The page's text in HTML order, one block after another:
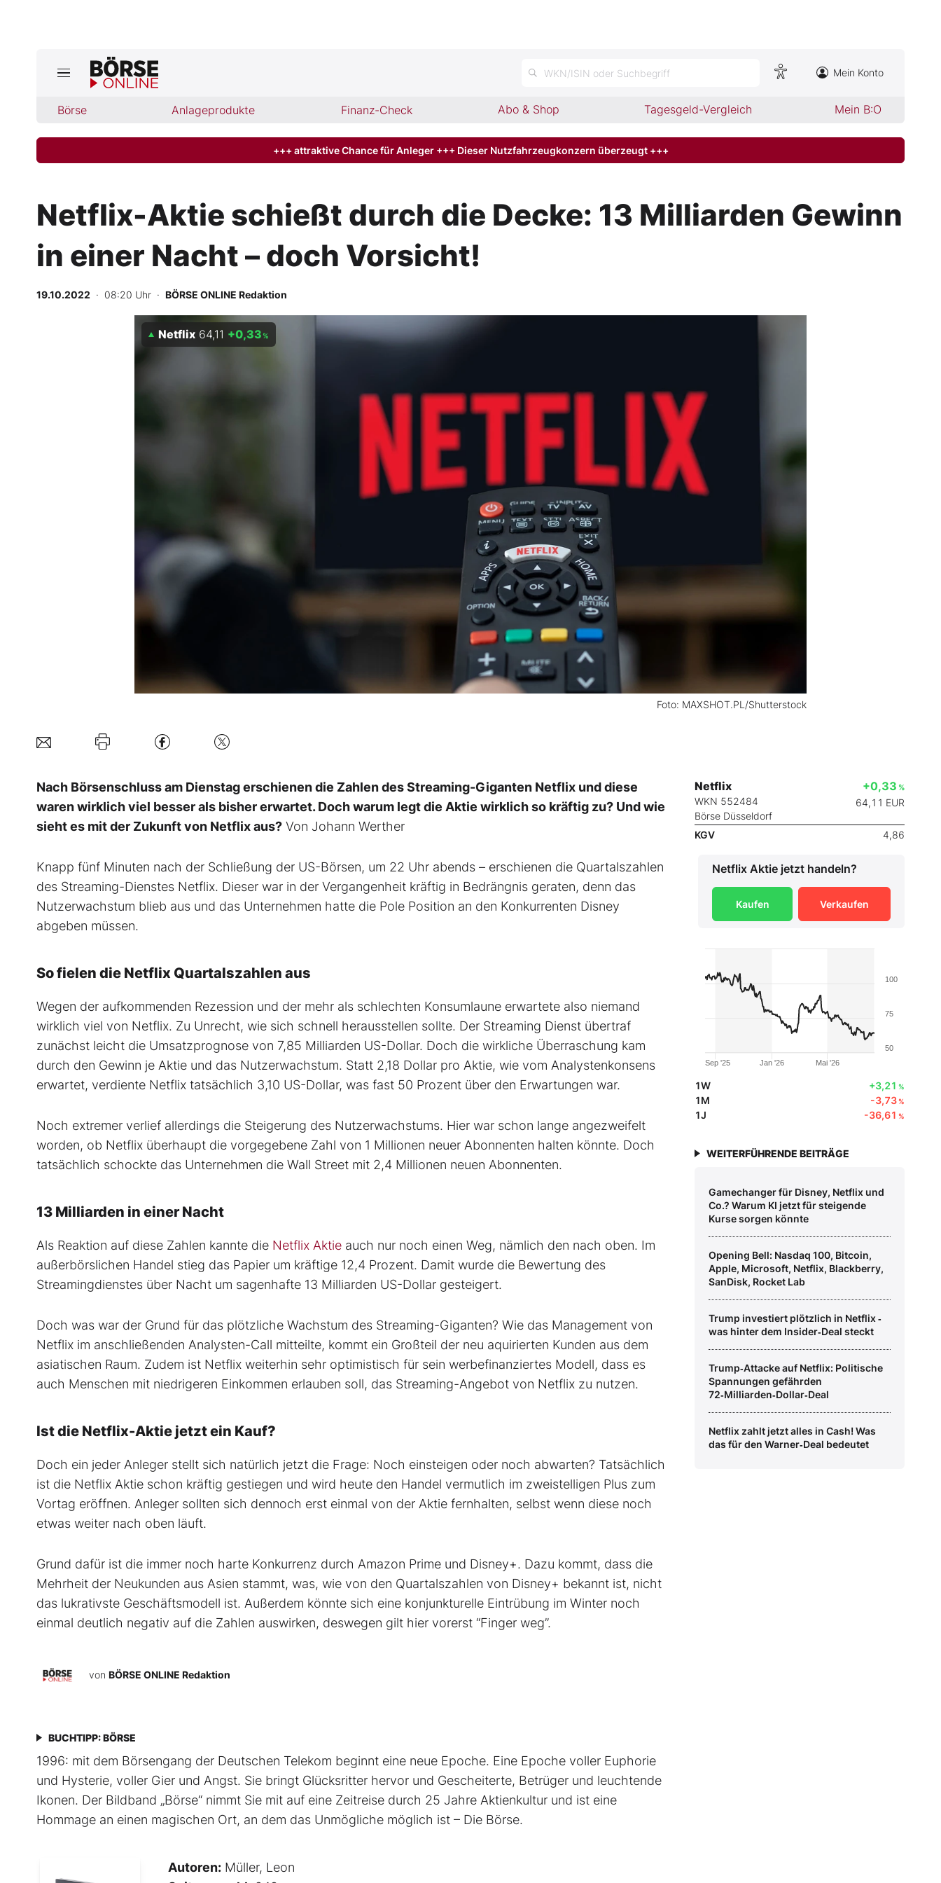
WKN/ISIN oder Suchbegriff Mein Konto
Börse Anlageprodukte Finanz-Check Abo & Shop Tagesgeld-Vergleich Mein B:O
Jetzt aktuelle Ausgabe BÖRSE ONLINE lesen
Finanz-Check
Abo & Shop
BO-Musterdepots
Experten
+++ attraktive Chance für Anleger +++ Dieser Nutzfahrzeugkonzern überzeugt +++
Netflix-Aktie schießt durch die Decke: 13 Milliarden Gewinn
in einer Nacht – doch Vorsicht!
19.10.2022 · 08:20 Uhr · BÖRSE ONLINE Redaktion
Foto: MAXSHOT.PL/Shutterstock
Netflix 64,11 +0,33 %
Nach Börsenschluss am Dienstag erschienen die Zahlen des Streaming-Giganten Netflix und diese
waren wirklich viel besser als bisher erwartet. Doch warum legt die Aktie wirklich so kräftig zu? Und wie
sieht es mit der Zukunft von Netflix aus? Von Johann Werther
Knapp fünf Minuten nach der Schließung der US-Börsen, um 22 Uhr abends – erschienen die Quartalszahlen
des Streaming-Dienstes Netflix. Dieser war in der Vergangenheit kräftig in Bedrängnis geraten, denn das
Nutzerwachstum blieb aus und das Unternehmen hatte die Pole Position an den Konkurrenten Disney
abgeben müssen.
So fielen die Netflix Quartalszahlen aus
Wegen der aufkommenden Rezession und der mehr als schlechten Konsumlaune erwartete also niemand
wirklich viel von Netflix. Zu Unrecht, wie sich schnell herausstellen sollte. Der Streaming Dienst übertraf
zunächst leicht die Umsatzprognose von 7,85 Milliarden US-Dollar. Doch die wirkliche Überraschung kam
durch den Gewinn je Aktie und das Nutzerwachstum. Statt 2,18 Dollar pro Aktie, wie vom Analystenkonsens
erwartet, verdiente Netflix tatsächlich 3,10 US-Dollar, was fast 50 Prozent über den Erwartungen war.
Noch extremer verlief allerdings die Steigerung des Nutzerwachstums. Hier war schon lange angezweifelt
worden, ob Netflix überhaupt die vorgegebene Zahl von 1 Millionen neuer Abonnenten halten könnte. Doch
tatsächlich schockte das Unternehmen die Wall Street mit 2,4 Millionen neuen Abonnenten.
13 Milliarden in einer Nacht
Als Reaktion auf diese Zahlen kannte die Netflix Aktie auch nur noch einen Weg, nämlich den nach oben. Im
außerbörslichen Handel stieg das Papier um kräftige 12,4 Prozent. Damit wurde die Bewertung des
Streamingdienstes über Nacht um sagenhafte 13 Milliarden US-Dollar gesteigert.
Doch was war der Grund für das plötzliche Wachstum des Streaming-Giganten? Wie das Management von
Netflix im anschließenden Analysten-Call mitteilte, kommt ein Großteil der neu aquirierten Kunden aus dem
asiatischen Raum. Zudem ist Netflix weiterhin sehr optimistisch für sein werbefinanziertes Modell, dass es
auch Menschen mit niedrigeren Einkommen erlauben soll, das Streaming-Angebot von Netflix zu nutzen.
Ist die Netflix-Aktie jetzt ein Kauf?
Doch ein jeder Anleger stellt sich natürlich jetzt die Frage: Noch einsteigen oder noch abwarten? Tatsächlich
ist die Netflix Aktie schon kräftig gestiegen und wird heute den Handel vermutlich im zweistelligen Plus zum
Vortag eröffnen. Anleger sollten sich dennoch erst einmal von der Aktie fernhalten, selbst wenn diese noch
etwas weiter nach oben läuft.
Grund dafür ist die immer noch harte Konkurrenz durch Amazon Prime und Disney+. Dazu kommt, dass die
Mehrheit der Neukunden aus Asien stammt, was, wie von den Quartalszahlen von Disney+ bekannt ist, nicht
das lukrativste Geschäftsmodell ist. Außerdem könnte sich eine konjunkturelle Eintrübung im Winter noch
einmal deutlich negativ auf die Zahlen auswirken, deswegen gilt hier vorerst “Finger weg”.
von BÖRSE ONLINE Redaktion
BUCHTIPP: BÖRSE
1996: mit dem ­Börsen­­gang der Deutschen Telekom ­beginnt eine neue ­Epoche. Eine Epoche voller ­Euphorie
und Hysterie, ­voller Gier und Angst. Sie bringt Glücksritter ­hervor und ­Gescheiterte, ­Betrüger und leuchtende
Ikonen. Der Bildband ­„Börse“ nimmt Sie mit auf eine Zeit­reise durch 25 Jahre Aktienkultur und ist eine
Hommage an ­einen ­magischen Ort, an dem das Unmögliche ­möglich ist – Die Börse.
Autoren: Müller, Leon
Netflix
WKN 552484
Börse Düsseldorf
+0,33 %
64,11 EUR
KGV 4,86
Netflix Aktie jetzt handeln?
Kaufen Verkaufen
Jan '26
Sep '25 Mai '26
50
75
100
1W +3,21 %
1M -3,73%
1J -36,61 %
WEITERFÜHRENDE BEITRÄGE
Gamechanger für Disney, Netflix und
Co.? Warum KI jetzt für steigende
Kurse sorgen könnte
Opening Bell: Nasdaq 100, Bitcoin,
Apple, Microsoft, Netflix, Blackberry,
SanDisk, Rocket Lab
Trump investiert plötzlich in Netflix ‑
was hinter dem Insider‑Deal steckt
Trump‑Attacke auf Netflix: Politische
Spannungen gefährden
72‑Milliarden‑Dollar‑Deal
Netflix zahlt jetzt alles in Cash! Was
das für den Warner‑Deal bedeutet